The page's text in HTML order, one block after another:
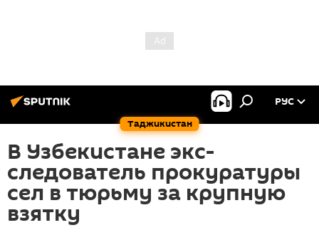
Таджикистан
РУС
В Узбекистане экс-
следователь прокуратуры
сел в тюрьму за крупную
взятку